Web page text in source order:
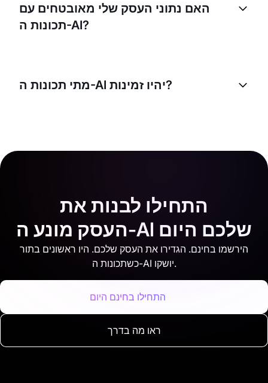
האם נתוני העסק שלי מאובטחים עם
תכונות ה-AI?
מתי תכונות ה-AI יהיו זמינות?
התחילו לבנות את
העסק מונע ה-AI שלכם היום
הירשמו בחינם. הגדירו את העסק שלכם. היו ראשונים בתור
כשתכונות ה-AI יושקו.
התחילו בחינם היום
ראו מה בדרך